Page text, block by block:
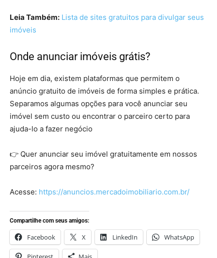
Leia Também: Lista de sites gratuitos para divulgar seus
imóveis
Onde anunciar imóveis grátis?
Hoje em dia, existem plataformas que permitem o
anúncio gratuito de imóveis de forma simples e prática.
Separamos algumas opções para você anunciar seu
imóvel sem custo ou encontrar o parceiro certo para
ajuda-lo a fazer negócio
👉 Quer anunciar seu imóvel gratuitamente em nossos
parceiros agora mesmo?
Acesse: https://anuncios.mercadoimobiliario.com.br/
Compartilhe com seus amigos:
Facebook X LinkedIn WhatsApp